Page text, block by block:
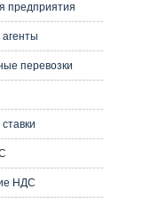
предприятия
перевозки
НДС